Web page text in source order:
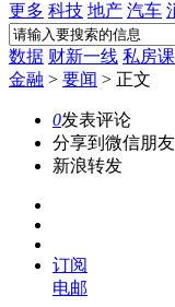
更多 科技 地产 汽车
数据 财新一线 私房课
金融 > 要闻 > 正文
0发表评论
分享到微信朋
新浪转发
订阅
电邮